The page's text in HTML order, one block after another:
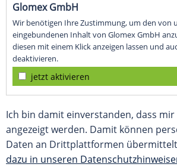
Glomex GmbH
Wir benötigen Ihre Zustimmung, um den von
eingebundenen Inhalt von Glomex GmbH
diesen mit einem Klick anzeigen lassen und
deaktivieren.
jetzt aktivieren
Ich bin damit einverstanden, dass
angezeigt werden. Damit können
Daten an Drittplattformen
dazu in unseren